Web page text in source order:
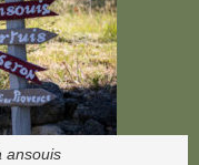
ansouis